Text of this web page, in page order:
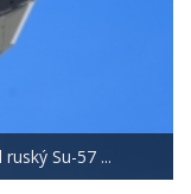
Su-57 ...